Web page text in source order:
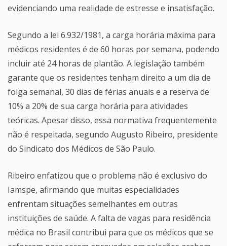
evidenciando uma realidade de estresse e insatisfação.
Segundo a lei 6.932/1981, a carga horária máxima para
médicos residentes é de 60 horas por semana, podendo
incluir até 24 horas de plantão. A legislação também
garante que os residentes tenham direito a um dia de
folga semanal, 30 dias de férias anuais e a reserva de
10% a 20% de sua carga horária para atividades
teóricas. Apesar disso, essa normativa frequentemente
não é respeitada, segundo Augusto Ribeiro, presidente
do Sindicato dos Médicos de São Paulo.
Ribeiro enfatizou que o problema não é exclusivo do
Iamspe, afirmando que muitas especialidades
enfrentam situações semelhantes em outras
instituições de saúde. A falta de vagas para residência
médica no Brasil contribui para que os médicos que se